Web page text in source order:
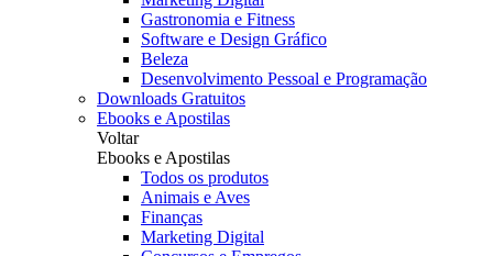
Gastronomia e Fitness
Software e Design Gráfico
Beleza
Desenvolvimento Pessoal e Programação
Downloads Gratuitos
Ebooks e Apostilas
Voltar
Ebooks e Apostilas
Todos os produtos
Animais e Aves
Finanças
Marketing Digital